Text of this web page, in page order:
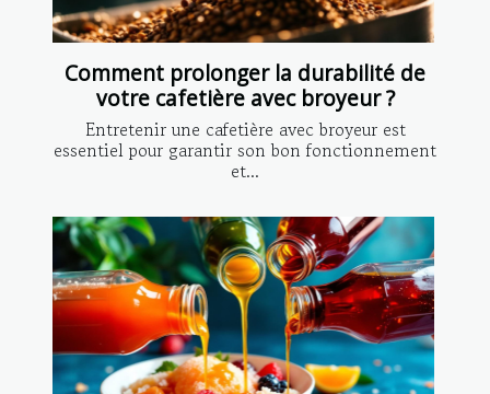
Comment prolonger la durabilité de
votre cafetière avec broyeur ?
Entretenir une cafetière avec broyeur est
essentiel pour garantir son bon fonctionnement
et...